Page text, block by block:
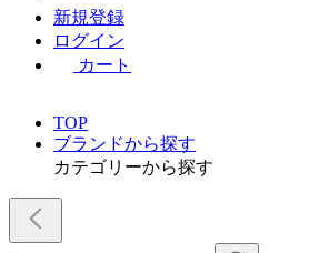
新規登録
ログイン
カート
TOP
ブランドから探す
カテゴリーから探す